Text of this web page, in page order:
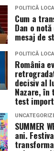
POLITICĂ
Cum a
Dan o
mesaj de
POLITICĂ
România
decisiv al
Nazare, în
test
SUMMER
ani.